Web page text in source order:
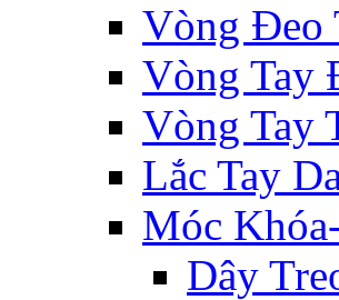
Vòng Đeo
Vòng Tay
Vòng Tay
Lắc Tay
Móc
Dây